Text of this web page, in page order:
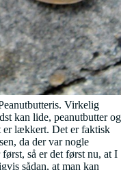
Virkelig
kan lide, peanutbutter og
er lækkert. Det er faktisk
da der var nogle
så er det først nu, at I
sådan, at man kan